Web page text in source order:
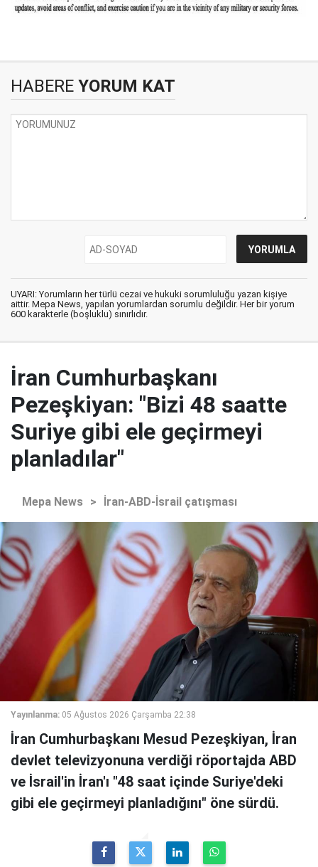
HABERE YORUM KAT
UYARI: Yorumların her türlü cezai ve hukuki sorumluluğu yazan kişiye
aittir. Mepa News, yapılan yorumlardan sorumlu değildir. Her bir yorum
600 karakterle (boşluklu) sınırlıdır.
İran Cumhurbaşkanı
Pezeşkiyan: "Bizi 48 saatte
Suriye gibi ele geçirmeyi
planladılar"
Mepa News > İran-ABD-İsrail çatışması
Yayınlanma: 05 Ağustos 2026 Çarşamba 22:38
İran Cumhurbaşkanı Mesud Pezeşkiyan, İran
devlet televizyonuna verdiği röportajda ABD
ve İsrail'in İran'ı "48 saat içinde Suriye'deki
gibi ele geçirmeyi planladığını" öne sürdü.